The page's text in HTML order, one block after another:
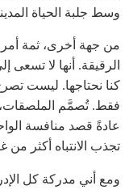
وسط جلبة الحياة
من جهة أخرى، ثمة
الرقيقة. أنها لا تسعى
كنا نحتاجها. ليست
فقط. تُصمَّم الملصقات،
عادةً قصد منافسة
تجذب الانتباه أكثر من
ومع أني مدركة كل